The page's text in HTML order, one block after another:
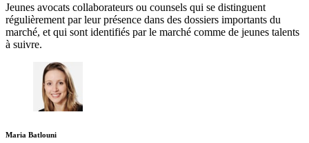
Jeunes avocats collaborateurs ou counsels qui se distinguent
régulièrement par leur présence dans des dossiers importants du
marché, et qui sont identifiés par le marché comme de jeunes talents
à suivre.
Maria Batlouni